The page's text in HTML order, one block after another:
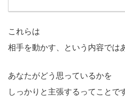
これらは
相手を動かす、という内容では
あなたがどう思っているかを
しっかりと主張するってことで